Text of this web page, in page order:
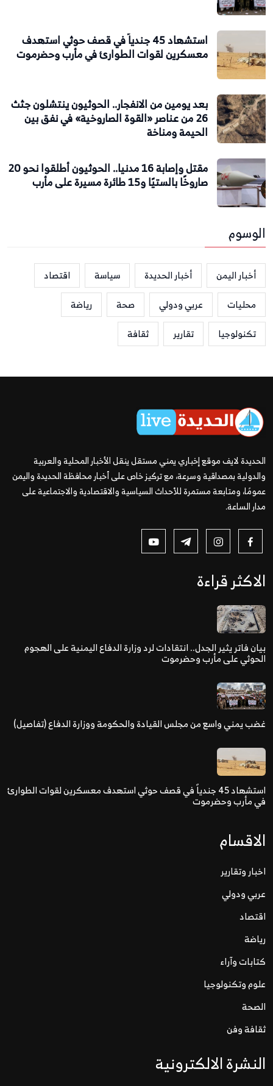
استشهاد 45 جندياً في قصف حوثي استهدف
معسكرين لقوات الطوارئ في مأرب وحضرموت
بعد يومين من الانفجار.. الحوثيون ينتشلون جثث
26 من عناصر «القوة الصاروخية» في نفق بين
الحيمة ومناخة
مقتل وإصابة 16 مدنيا.. الحوثيون أطلقوا نحو 20
صاروخًا بالستيًا و15 طائرة مسيرة على مأرب
الوسوم
أخبار اليمن أخبار الحديدة سياسة
اقتصاد
محليات
عربي ودولي صحة
رياضة
تكنولوجيا
تقارير ثقافة
الحديدة لايف موقع إخباري يمني مستقل ينقل الأخبار المحلية والعربية
والدولية بمصداقية وسرعة، مع تركيز خاص على أخبار محافظة الحديدة واليمن
عمومًا، ومتابعة مستمرة للأحداث السياسية والاقتصادية والاجتماعية على
مدار الساعة.
الاكثر قراءة
بيان فاتر يثير الجدل.. انتقادات لرد وزارة الدفاع اليمنية على الهجوم
الحوثي على مأرب وحضرموت
غضب يمني واسع من مجلس القيادة والحكومة ووزارة الدفاع (تفاصيل)
استشهاد 45 جندياً في قصف حوثي استهدف معسكرين لقوات الطوارئ
في مأرب وحضرموت
الاقسام
اخبار وتقارير
عربي ودولي
اقتصاد
رياضة
كتابات وآراء
علوم وتكنولوجيا
الصحة
ثقافة وفن
النشرة الالكترونية